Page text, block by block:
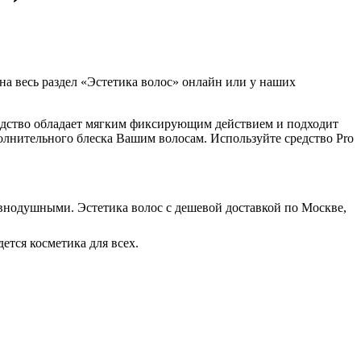
весь раздел «Эстетика волос» онлайн или у наших
обладает мягким фиксирующим действием и подходит
блеска Вашим волосам. Используйте средство Pro
Эстетика волос с дешевой доставкой по Москве,
косметика для всех.